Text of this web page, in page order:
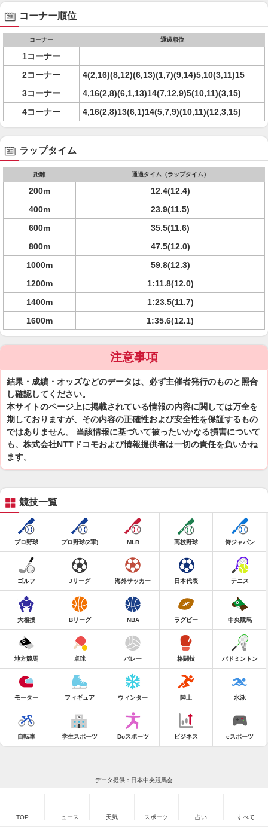
コーナー順位
コーナー 通過順位
1コーナー
2コーナー
4(2,16)(8,12)(6,13)(1,7)(9,14)5,10(3,11)15
3コーナー
4,16(2,8)(6,1,13)14(7,12,9)5(10,11)(3,15)
4コーナー
4,16(2,8)13(6,1)14(5,7,9)(10,11)(12,3,15)
ラップタイム
距離 通過タイム（ラップタイム）
200m
12.4(12.4)
400m
23.9(11.5)
600m
35.5(11.6)
800m
47.5(12.0)
1000m
59.8(12.3)
1200m
1:11.8(12.0)
1400m
1:23.5(11.7)
1600m
1:35.6(12.1)
注意事項
結果・成績・オッズなどのデータは、必ず主催者発行のものと照合
し確認してください。
本サイトのページ上に掲載されている情報の内容に関しては万全を
期しておりますが、その内容の正確性および安全性を保証するもの
ではありません。 当該情報に基づいて被ったいかなる損害について
も、株式会社NTTドコモおよび情報提供者は一切の責任を負いかね
ます。
競技一覧
プロ野球 プロ野球(2軍) MLB 高校野球 侍ジャパン
ゴルフ Jリーグ 海外サッカー 日本代表 テニス
大相撲 Bリーグ NBA ラグビー 中央競馬
地方競馬 卓球 バレー 格闘技 バドミントン
モーター フィギュア ウィンター 陸上 水泳
自転車 学生スポーツ Doスポーツ ビジネス eスポーツ
データ提供：日本中央競馬会
TOP ニュース 天気 スポーツ 占い すべて